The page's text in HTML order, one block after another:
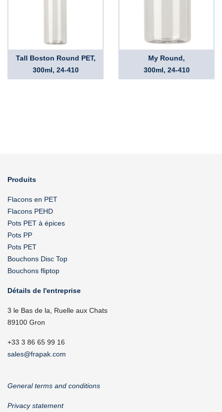
Tall Boston Round PET,
300ml, 24-410
My Round,
300ml, 24-410
Produits
Flacons en PET
Flacons PEHD
Pots PET à épices
Pots PP
Pots PET
Bouchons Disc Top
Bouchons fliptop
Détails de l'entreprise
3 le Bas de la, Ruelle aux Chats
89100 Gron
+33 3 86 65 99 16
sales@frapak.com
General terms and conditions
Privacy statement